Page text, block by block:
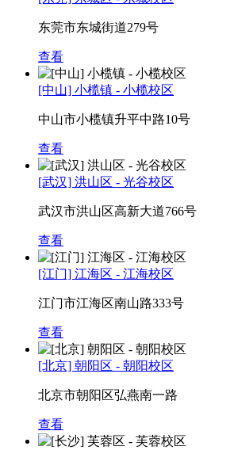
东莞市东城街道279号
查看
[中山] 小榄镇 - 小榄校区
中山市小榄镇升平中路10号
查看
[武汉] 洪山区 - 光谷校区
武汉市洪山区高新大道766号
查看
[江门] 江海区 - 江海校区
江门市江海区南山路333号
查看
[北京] 朝阳区 - 朝阳校区
北京市朝阳区弘燕南一路
查看